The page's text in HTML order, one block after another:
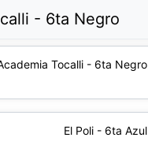
- 6ta Negro
Tocalli - 6ta Negro
El Poli - 6ta Azul